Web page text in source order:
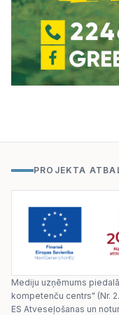
PROJEKTA
Mediju uzņēmums
kompetenču centrs" (Nr.
ES Atveseļošanas un